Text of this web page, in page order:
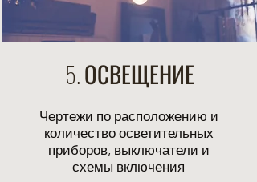
5. ОСВЕЩЕНИЕ
Чертежи по расположению и
количество осветительных
приборов, выключатели и
схемы включения